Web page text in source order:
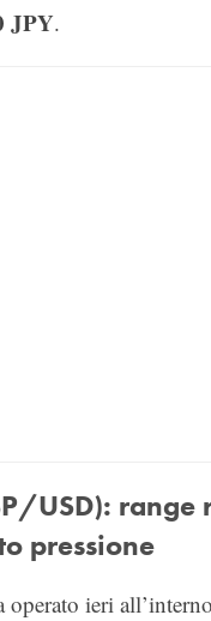
JPY.
USD): range
pressione
operato ieri